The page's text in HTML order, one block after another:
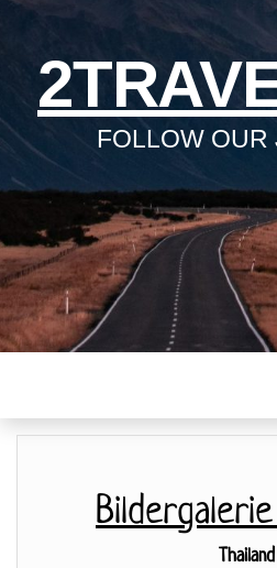
FOLLOW OUR
Thailand